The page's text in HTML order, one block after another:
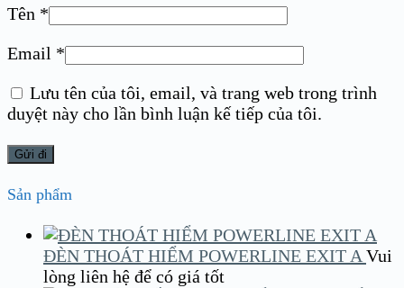
Tên *
Email *
Lưu tên của tôi, email, và trang web trong trình
duyệt này cho lần bình luận kế tiếp của tôi.
Sản phẩm
ĐÈN THOÁT HIỂM POWERLINE EXIT A Vui
lòng liên hệ để có giá tốt